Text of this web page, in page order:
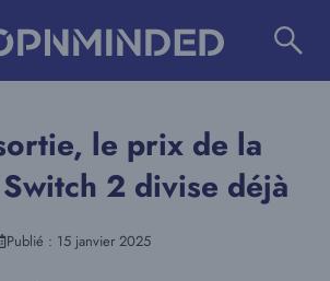
le prix de la
2 divise déjà
Publié : 15 janvier 2025